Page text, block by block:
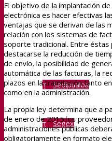
Transparencia
Sedipualba
Sedipualba
Segex
El objetivo de la implantación
electrónica es hacer efectivas
ventajas que se derivan de las
relación con los sistemas de
soporte tradicional. Entre éstas
destacarse la reducción de
de envío, la posibilidad de
automática de las facturas, la
plazos en la tramitación tanto
como en la administración.
La propia ley determina que a
de enero de 2015 los
administraciones públicas
obligatoriamente en formato